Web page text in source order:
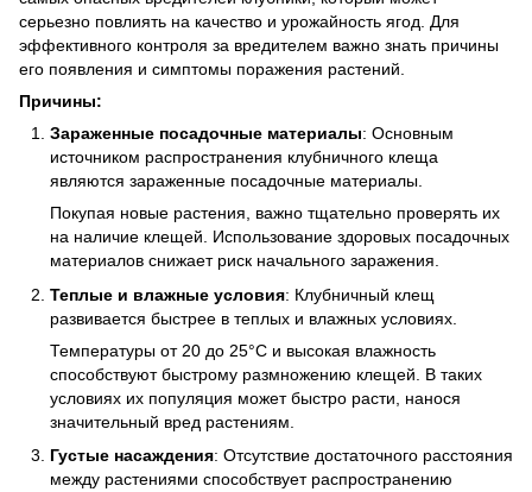
серьезно повлиять на качество и урожайность ягод. Для
эффективного контроля за вредителем важно знать причины
его появления и симптомы поражения растений.
Причины:
Зараженные посадочные материалы: Основным
источником распространения клубничного клеща
являются зараженные посадочные материалы.
Покупая новые растения, важно тщательно проверять их
на наличие клещей. Использование здоровых посадочных
материалов снижает риск начального заражения.
Теплые и влажные условия: Клубничный клещ
развивается быстрее в теплых и влажных условиях.
Температуры от 20 до 25°C и высокая влажность
способствуют быстрому размножению клещей. В таких
условиях их популяция может быстро расти, нанося
значительный вред растениям.
Густые насаждения: Отсутствие достаточного расстояния
между растениями способствует распространению